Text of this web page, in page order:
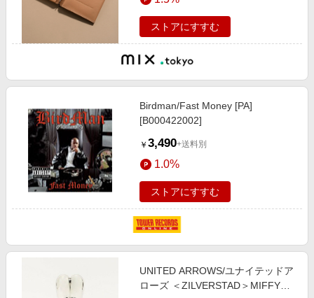
ストアにすすむ
Birdman/Fast Money [PA]
[B000422002]
￥ 3,490+送料別
1.0%
ストアにすすむ
UNITED ARROWS/ユナイテッドア
ローズ ＜ZILVERSTAD＞MIFFY